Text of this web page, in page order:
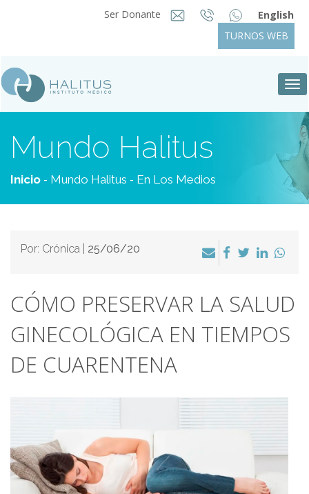
Ser Donante
English
TURNOS WEB
Mundo Halitus
Inicio - Mundo Halitus - En Los Medios
Por: Crónica | 25/06/20
CÓMO PRESERVAR LA SALUD
GINECOLÓGICA EN TIEMPOS
DE CUARENTENA